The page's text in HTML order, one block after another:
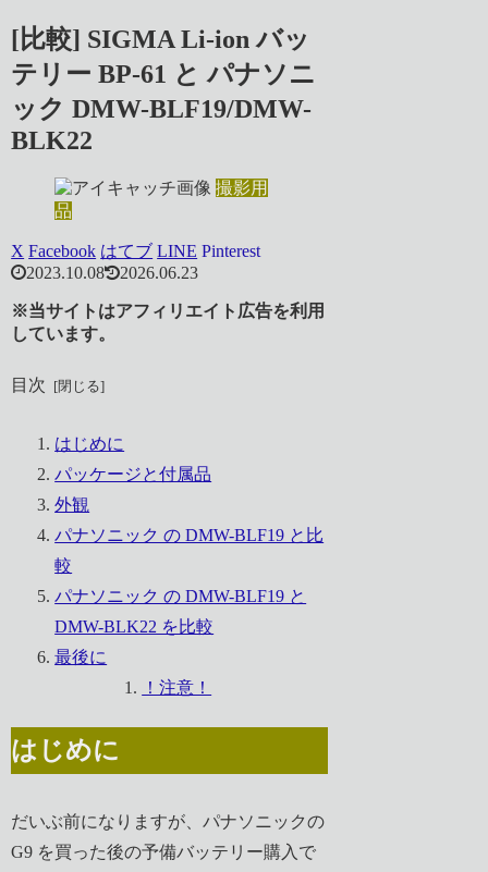
[比較] SIGMA Li-ion バッ
テリー BP-61 と パナソニ
ック DMW-BLF19/DMW-
BLK22
撮影用
品
X Facebook はてブ LINE Pinterest
2023.10.08
2026.06.23
※当サイトはアフィリエイト広告を利用
しています。
目次
はじめに
パッケージと付属品
外観
パナソニック の DMW-BLF19 と比
較
パナソニック の DMW-BLF19 と
DMW-BLK22 を比較
最後に
！注意！
はじめに
だいぶ前になりますが、パナソニックの
G9 を買った後の予備バッテリー購入で